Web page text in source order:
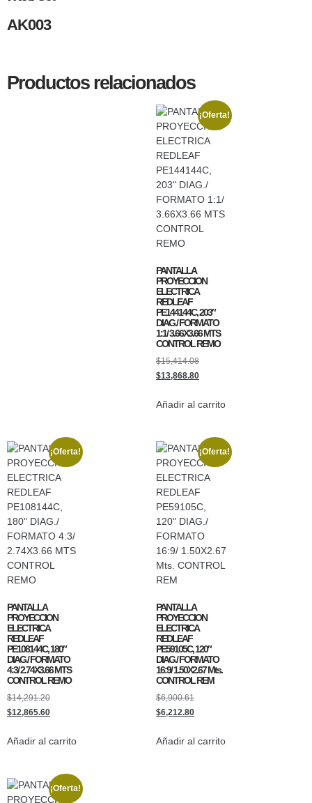
AK003
Productos relacionados
¡Oferta!
PANTALLA
PROYECCION
ELECTRICA
REDLEAF
PE144144C, 203″
DIAG./ FORMATO
1:1/ 3.66X3.66 MTS
CONTROL REMO
$15,414.08
$13,868.80
Añadir al carrito
¡Oferta!
PANTALLA
PROYECCION
ELECTRICA
REDLEAF
PE108144C, 180″
DIAG./ FORMATO
4:3/ 2.74X3.66 MTS
CONTROL REMO
$14,291.20
$12,865.60
Añadir al carrito
¡Oferta!
PANTALLA
PROYECCION
ELECTRICA
REDLEAF
PE59105C, 120″
DIAG./ FORMATO
16:9/ 1.50X2.67 Mts.
CONTROL REM
$6,900.61
$6,212.80
Añadir al carrito
¡Oferta!